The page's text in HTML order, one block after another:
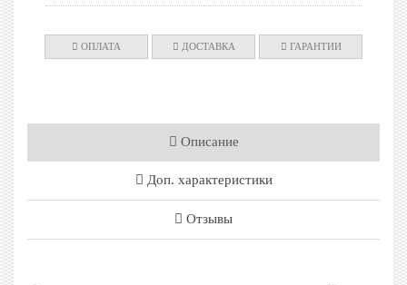
ОПЛАТА ДОСТАВКА ГАРАНТИИ
Описание
Доп. характеристики
Отзывы